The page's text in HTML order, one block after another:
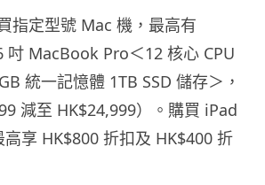
指定型號 Mac 機，最高有
吋 MacBook Pro＜12 核心 CPU
統一記憶體 1TB SSD 儲存＞，
減至 HK$24,999）。購買 iPad
享 HK$800 折扣及 HK$400 折